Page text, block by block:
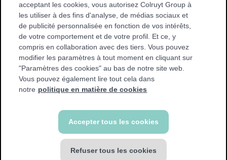
Trouvez une salle de sport près de chez vous
Trouvez
une
sport
près
de
chez
Conditions générales
Politique en matière de cookies
Déclaration d'accessibilité
acceptant les cookies, vous autorisez Colruyt Group à
les utiliser à des fins d'analyse, de médias sociaux et
de publicité personnalisée en fonction de vos intérêts,
de votre comportement et de votre profil. Et ce, y
compris en collaboration avec des tiers. Vous pouvez
modifier les paramètres à tout moment en cliquant sur
"Paramètres des cookies" au bas de notre site web.
Vous pouvez également lire tout cela dans
notre politique en matière de cookies
Accepter tous les cookies
Refuser tous les cookies